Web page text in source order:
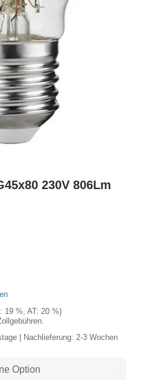
230V 806Lm
19 %, AT: 20 %)
| Nachlieferung: 2-3 Wochen